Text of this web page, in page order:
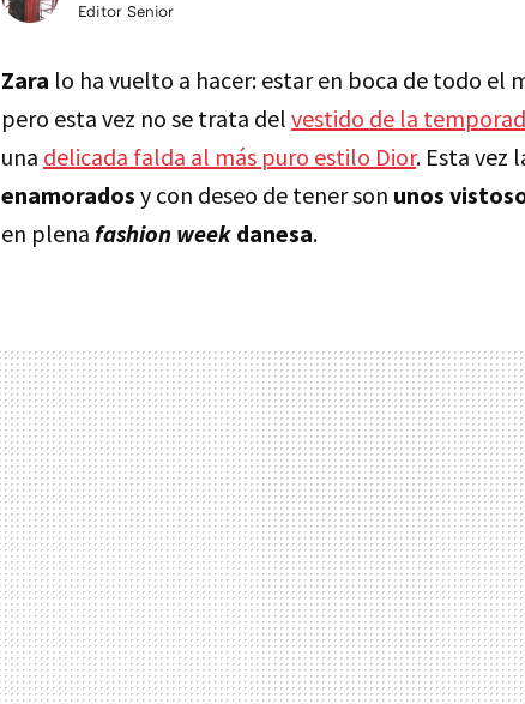
Editor Senior
Zara lo ha vuelto a hacer: estar en boca de todo el
pero esta vez no se trata del vestido de la
una delicada falda al más puro estilo Dior. Esta vez
enamorados y con deseo de tener son unos
en plena fashion week danesa.